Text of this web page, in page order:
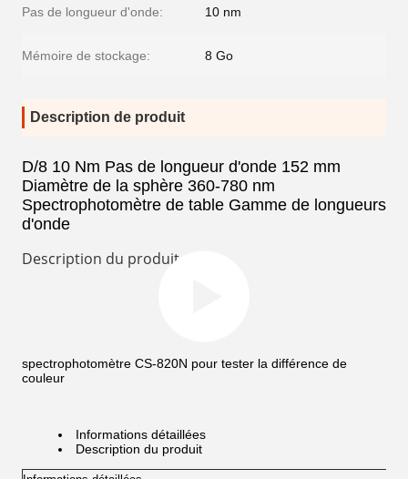
Pas de longueur d'onde: 10 nm
Mémoire de stockage: 8 Go
Description de produit
D/8 10 Nm Pas de longueur d'onde 152 mm
Diamètre de la sphère 360-780 nm
Spectrophotomètre de table Gamme de longueurs
d'onde
Description du produit
spectrophotomètre CS-820N pour tester la différence de
couleur
Informations détaillées
Description du produit